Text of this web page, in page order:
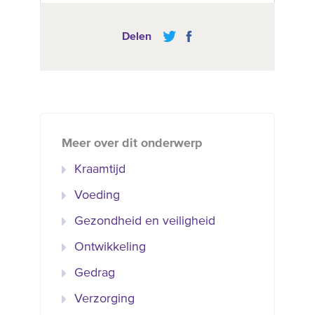
Delen
Meer over dit onderwerp
Kraamtijd
Voeding
Gezondheid en veiligheid
Ontwikkeling
Gedrag
Verzorging